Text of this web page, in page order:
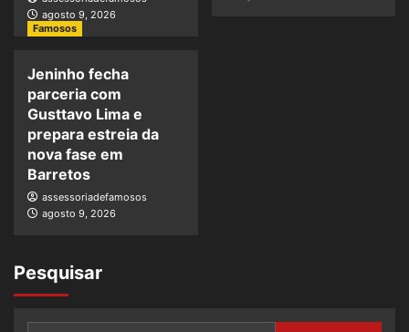
agosto 9, 2026
Famosos
Jeninho fecha
parceria com
Gusttavo Lima e
prepara estreia da
nova fase em
Barretos
assessoriadefamosos
agosto 9, 2026
Pesquisar